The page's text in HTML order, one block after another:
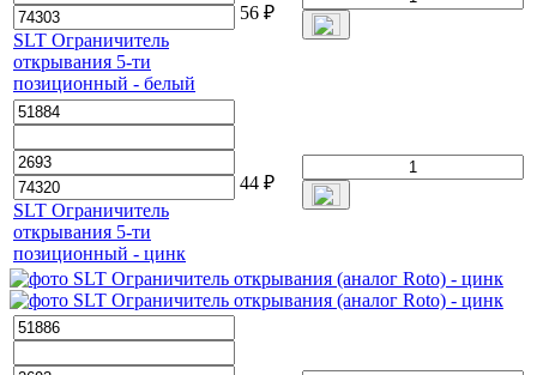
SLT Ограничитель
открывания 5-ти
позиционный - белый
56 ₽
SLT Ограничитель
открывания 5-ти
позиционный - цинк
44 ₽